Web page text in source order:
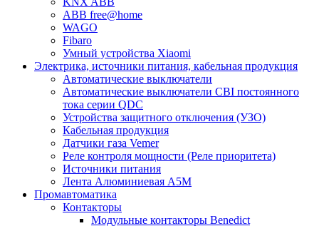
ABB free@home
WAGO
Fibaro
Умный устройства Xiaomi
Электрика, источники питания, кабельная продукция
Автоматические выключатели
Автоматические выключатели CBI постоянного
тока серии QDC
Устройства защитного отключения (УЗО)
Кабельная продукция
Датчики газа Vemer
Реле контроля мощности (Реле приоритета)
Источники питания
Лента Алюминиевая А5М
Промавтоматика
Контакторы
Модульные контакторы Benedict